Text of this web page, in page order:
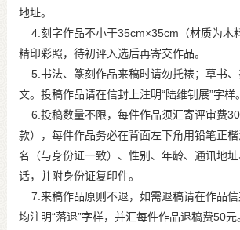
地址。
4.刻字作品不小于35cm×35cm（材质为木
精印彩照，待初评入选后再寄交作品。
5.书法、篆刻作品来稿时请勿托裱；草书
文。投稿作品请在信封上注明“陆维钊展”字样。
6.投稿数量不限，每件作品须汇寄评审费
款），每件作品务必在背面左下角用铅笔正
名（与身份证一致）、性别、年龄、通讯地
话，并附身份证复印件。
7.来稿作品原则不退，如需退稿请在作品
均注明“落退”字样，并汇每件作品退稿费50元